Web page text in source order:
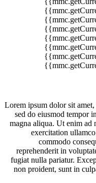
Lorem ipsum dolor sit
sed do eiusmod tempor
magna aliqua. Ut enim ad
exercitation
commodo
reprehenderit in
fugiat nulla pariatur.
non proident, sunt in